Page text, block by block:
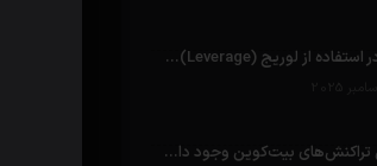
اشتباهات رایج در استفاده از لوریج (Leverage)یا اهرم
آیا امکان ردیابی تراکنش‌های بیت‌کوین وجود دارد؟